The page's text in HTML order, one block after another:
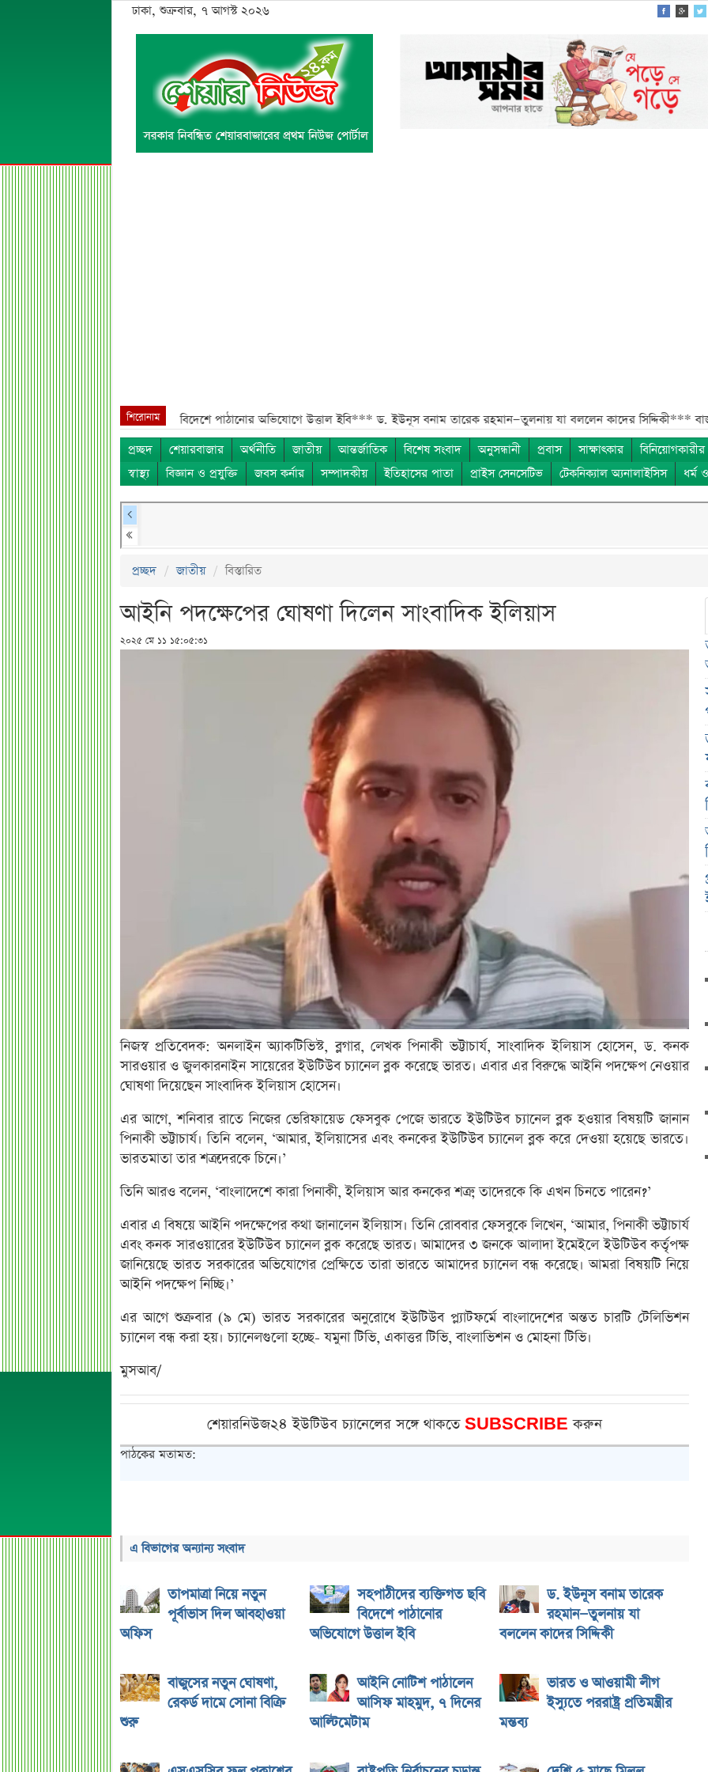
ঢাকা, শুক্রবার, ৭ আগস্ট ২০২৬
শিরোনাম
সহপাঠীদের ব্যক্তিগত ছবি বিদেশে পাঠানোর অভিযোগে উত্তাল ইবি*** ড. ইউনূস বনাম তারেক রহমান—তুলনায় যা বললেন কাদের সিদ্দিকী*** বাজুসের নতুন
প্রচ্ছদ
শেয়ারবাজার অর্থনীতি জাতীয় আন্তর্জাতিক বিশেষ সংবাদ অনুসন্ধানী প্রবাস সাক্ষাৎকার
স্বাস্থ্য
বিজ্ঞান ও প্রযুক্তি জবস কর্নার সম্পাদকীয় ইতিহাসের পাতা প্রাইস সেনসেটিভ টেকনিক্যাল অ্যনালাইসিস ধর্ম
প্রচ্ছদ জাতীয় বিস্তারিত
আইনি পদক্ষেপের ঘোষণা দিলেন সাংবাদিক ইলিয়াস
২০২৫ মে ১১ ১৫:০৫:৩১
নিজস্ব প্রতিবেদক: অনলাইন অ্যাকটিভিস্ট, ব্লগার, লেখক পিনাকী ভট্টাচার্য, সাংবাদিক ইলিয়াস হোসেন, ড. কনক
সারওয়ার ও জুলকারনাইন সায়েরের ইউটিউব চ্যানেল ব্লক করেছে ভারত। এবার এর বিরুদ্ধে আইনি পদক্ষেপ নেওয়ার
ঘোষণা দিয়েছেন সাংবাদিক ইলিয়াস হোসেন।
এর আগে, শনিবার রাতে নিজের ভেরিফায়েড ফেসবুক পেজে ভারতে ইউটিউব চ্যানেল ব্লক হওয়ার বিষয়টি জানান
পিনাকী ভট্টাচার্য। তিনি বলেন, ‘আমার, ইলিয়াসের এবং কনকের ইউটিউব চ্যানেল ব্লক করে দেওয়া হয়েছে ভারতে।
ভারতমাতা তার শত্রুদেরকে চিনে।’
তিনি আরও বলেন, ‘বাংলাদেশে কারা পিনাকী, ইলিয়াস আর কনকের শত্রু, তাদেরকে কি এখন চিনতে পারেন?’
এবার এ বিষয়ে আইনি পদক্ষেপের কথা জানালেন ইলিয়াস। তিনি রোববার ফেসবুকে লিখেন, ‘আমার, পিনাকী ভট্টাচার্য
এবং কনক সারওয়ারের ইউটিউব চ্যানেল ব্লক করেছে ভারত। আমাদের ৩ জনকে আলাদা ইমেইলে ইউটিউব কর্তৃপক্ষ
জানিয়েছে ভারত সরকারের অভিযোগের প্রেক্ষিতে তারা ভারতে আমাদের চ্যানেল বন্ধ করেছে। আমরা বিষয়টি নিয়ে
আইনি পদক্ষেপ নিচ্ছি।’
এর আগে শুক্রবার (৯ মে) ভারত সরকারের অনুরোধে ইউটিউব প্ল্যাটফর্মে বাংলাদেশের অন্তত চারটি টেলিভিশন
চ্যানেল বন্ধ করা হয়। চ্যানেলগুলো হচ্ছে- যমুনা টিভি, একাত্তর টিভি, বাংলাভিশন ও মোহনা টিভি।
মুসআব/
শেয়ারনিউজ২৪ ইউটিউব চ্যানেলের সঙ্গে থাকতে SUBSCRIBEকরুন
পাঠকের মতামত:
এ বিভাগের অন্যান্য সংবাদ
তাপমাত্রা নিয়ে নতুন
পূর্বাভাস দিল আবহাওয়া
অফিস
সহপাঠীদের ব্যক্তিগত ছবি
বিদেশে পাঠানোর
অভিযোগে উত্তাল ইবি
ড. ইউনূস বনাম তারেক
রহমান—তুলনায় যা
বললেন কাদের সিদ্দিকী
বাজুসের নতুন ঘোষণা,
রেকর্ড দামে সোনা বিক্রি
শুরু
আইনি নোটিশ পাঠালেন
আসিফ মাহমুদ, ৭ দিনের
আল্টিমেটাম
ভারত ও আওয়ামী লীগ
ইস্যুতে পররাষ্ট্র প্রতিমন্ত্রীর
মন্তব্য